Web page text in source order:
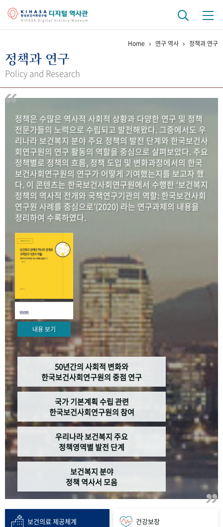
걸어온 길 기관 변천사
연구 역사
정책과 연구 키워드로 보는 연구 역사
연구자들
간행물 변천사
기록물 아카이브
사진 아카이브 문서 기록물 행정박물 영상 기록물
50+1주년 기념
성과 50선 숫자로 보는 50년
세계와 함께 한 KIHASA
VR 역사관
Home 연구 역사 정책과 연구
정책과 연구
Policy and Research
정책은 수많은 역사적 사회적 상황과 다양한 연구 및 정책
전문가들의 노력으로 수립되고 발전해왔다. 그중에서도 우
리나라 보건복지 분야 주요 정책의 발전 단계와 한국보건사
회연구원의 연구 활동의 역할을 중심으로 살펴보았다. 주요
정책별로 정책의 흐름, 정책 도입 및 변화과정에서의 한국
보건사회연구원의 연구가 어떻게 기여했는지를 보고자 했
다. 이 콘텐츠는 한국보건사회연구원에서 수행한 ‘보건복지
정책의 역사적 전개와 국책연구기관의 역할: 한국보건사회
연구원 사례를 중심으로’(2020) 라는 연구과제의 내용을
정리하여 수록하였다.
내용 보기
50년간의 사회적 변화와
한국보건사회연구원의 중점 연구
국가 기본계획 수립 관련
한국보건사회연구원의 참여
우리나라 보건복지 주요
정책영역별 발전 단계
보건복지 분야
정책 역사서 모음
보건의료 제공체계 건강보장